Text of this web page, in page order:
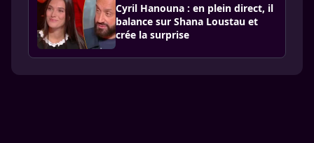
Cyril Hanouna : en plein direct, il
balance sur Shana Loustau et
crée la surprise